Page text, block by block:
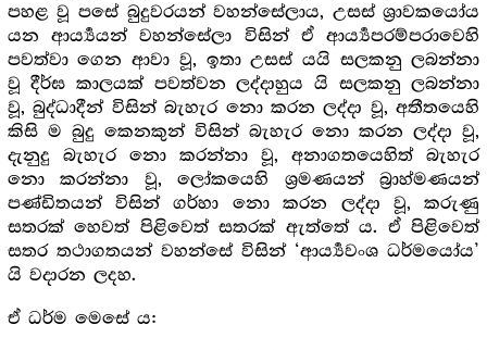
පහළ වූ පසේ බුදුවරයන් වහන්සේලාය, උසස් ශ්‍රාවකයෝය
යන ආර්‍ය්‍යයන් වහන්සේලා විසින් ඒ ආර්‍ය්‍යපරම්පරාවෙහි
පවත්වා ගෙන ආවා වූ, ඉතා උසස් යයි සලකනු ලබන්නා
වූ දීර්ඝ කාලයක් පවත්වන ලද්දාහුය යි සලකනු ලබන්නා
වූ, බුද්ධාදීන් විසින් බැහැර නො කරන ලද්දා වූ, අතීතයෙහි
කිසි ම බුදු කෙනකුන් විසින් බැහැර නො කරන ලද්දා වූ,
දැනුදු බැහැර නො කරන්නා වූ, අනාගතයෙහිත් බැහැර
නො කරන්නා වූ, ලෝකයෙහි ශ්‍ර‍මණයන් බ්‍රාහ්මණයන්
පණ්ඩිතයන් විසින් ගර්හා නො කරන ලද්දා වූ, කරුණු
සතරක් හෙවත් පිළිවෙත් සතරක් ඇත්තේ ය. ඒ පිළිවෙත්
සතර තථාගතයන් වහන්සේ විසින් ‘ආර්‍ය්‍යවංශ ධර්මයෝය’
යි වදාරන ලදහ.
ඒ ධර්ම මෙසේ ය: